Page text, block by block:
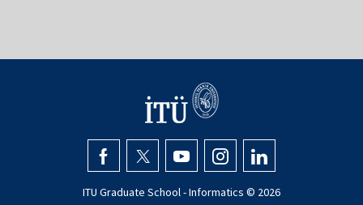
ITU Graduate School - Informatics © 2026